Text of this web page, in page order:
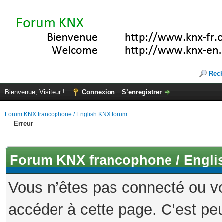
Bienvenue, Visiteur ! Connexion S’enregistrer
Forum KNX francophone / English KNX forum
Erreur
Forum KNX francophone /
Vous n’êtes pas connecté ou
accéder à cette page. C’est